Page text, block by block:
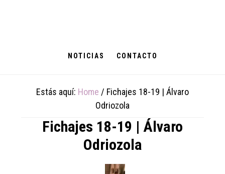
NOTICIAS CONTACTO
Estás aquí: Home / Fichajes 18-19 | Álvaro
Odriozola
Fichajes 18-19 | Álvaro
Odriozola